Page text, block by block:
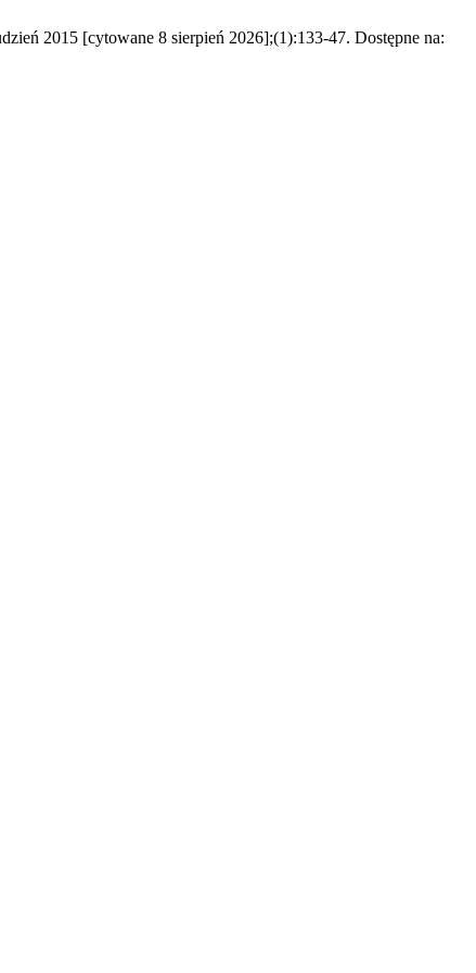
2015 [cytowane 8 sierpień 2026];(1):133-47. Dostępne na: